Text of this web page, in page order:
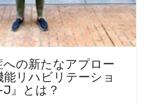
への新たなアプロー
能リハビリテーショ
J』とは？